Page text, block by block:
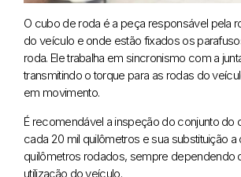
O cubo de roda é a peça responsável pela
do veículo e onde estão fixados os
roda. Ele trabalha em sincronismo com a
transmitindo o torque para as rodas do
em movimento.
É recomendável a inspeção do conjunto do
cada 20 mil quilômetros e sua substituição a
quilômetros rodados, sempre dependendo
utilização do veículo.